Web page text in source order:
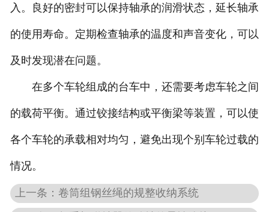
入。良好的密封可以保持轴承的润滑状态，延长轴承
的使用寿命。定期检查轴承的温度和声音变化，可以
及时发现潜在问题。
在多个车轮组成的台车中，还需要考虑车轮之间
的载荷平衡。通过铰接结构或平衡梁等装置，可以使
各个车轮的承载相对均匀，避免出现个别车轮过载的
情况。
上一条：卷筒组钢丝绳的规整收纳系统